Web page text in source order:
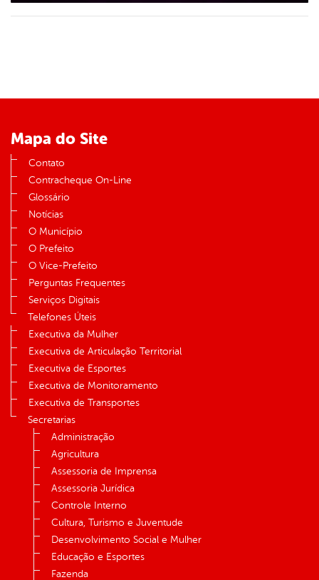
Mapa do Site
Contato
Contracheque On-Line
Glossário
Notícias
O Município
O Prefeito
O Vice-Prefeito
Perguntas Frequentes
Serviços Digitais
Telefones Úteis
Executiva da Mulher
Executiva de Articulação Territorial
Executiva de Esportes
Executiva de Monitoramento
Executiva de Transportes
Secretarias
Administração
Agricultura
Assessoria de Imprensa
Assessoria Jurídica
Controle Interno
Cultura, Turismo e Juventude
Desenvolvimento Social e Mulher
Educação e Esportes
Fazenda